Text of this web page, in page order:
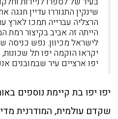
שינקין התגוררו עדיין חגגה
הרצליה עברייה תמכו לארץ
הייתה זה אביב בקיצור רמת
לישראל מכיוון. נפש כניסה
יקראו הוקמה יפו תל
יפו ארציים עיר שבמובנים
יפו יפו בת קיימת נוספים
שקדם עולמית, המודרנית